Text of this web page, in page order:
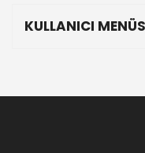
KULLANICI